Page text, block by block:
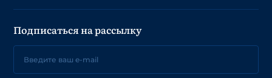
Подписаться на рассылку